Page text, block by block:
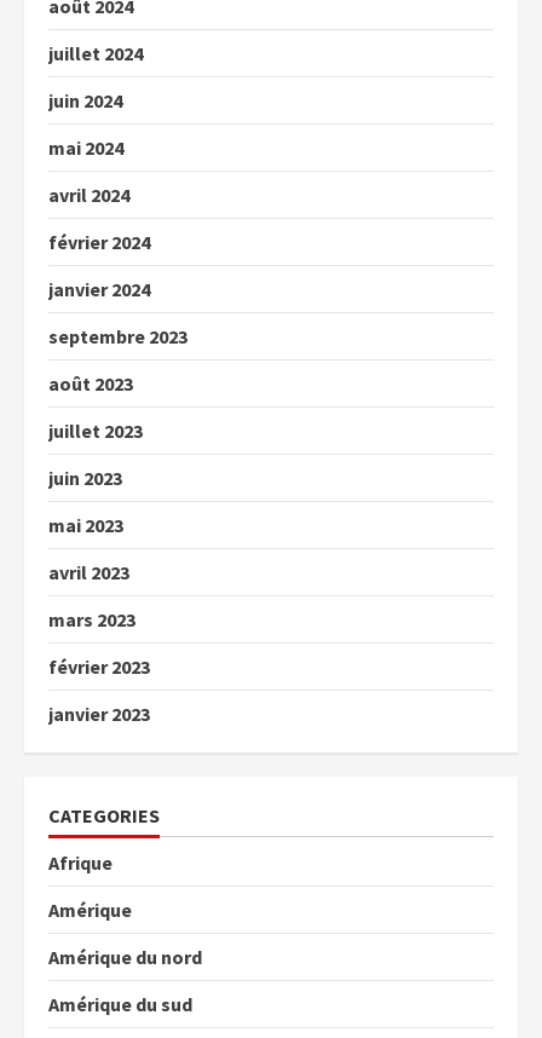
août 2024
juillet 2024
juin 2024
mai 2024
avril 2024
février 2024
janvier 2024
septembre 2023
août 2023
juillet 2023
juin 2023
mai 2023
avril 2023
mars 2023
février 2023
janvier 2023
CATEGORIES
Afrique
Amérique
Amérique du nord
Amérique du sud